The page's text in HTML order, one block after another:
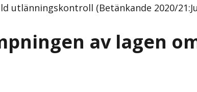
utlänningskontroll (Betänkande 2020/
av lagen